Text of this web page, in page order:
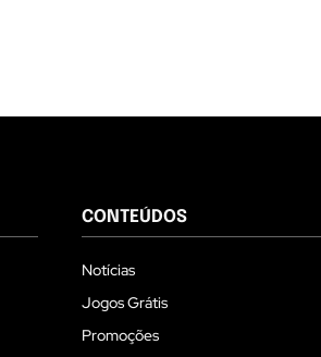
CONTEÚDOS
Notícias
Jogos Grátis
Promoções